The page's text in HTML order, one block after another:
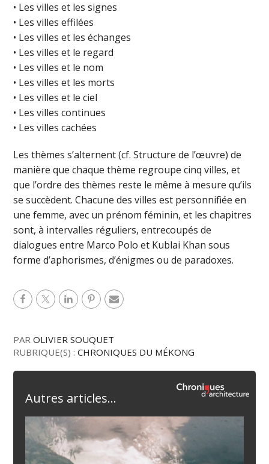
• Les villes et les signes
• Les villes effilées
• Les villes et les échanges
• Les villes et le regard
• Les villes et le nom
• Les villes et les morts
• Les villes et le ciel
• Les villes continues
• Les villes cachées
Les thèmes s’alternent (cf. Structure de l’œuvre) de
manière que chaque thème regroupe cinq villes, et
que l’ordre des thèmes reste le même à mesure qu’ils
se succèdent. Chacune des villes est personnifiée en
une femme, avec un prénom féminin, et les chapitres
sont, à intervalles réguliers, entrecoupés de
dialogues entre Marco Polo et Kublai Khan sous
forme d’aphorismes, d’énigmes ou de paradoxes.
PAROLIVIER SOUQUET
RUBRIQUE(S) :CHRONIQUES DU MÉKONG
Autres articles...